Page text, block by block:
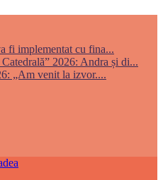
fi implementat cu fina...
2026: Andra și di...
„Am venit la izvor....